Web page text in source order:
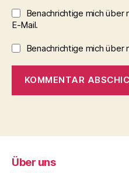
Benachrichtige mich über
E-Mail.
Benachrichtige mich über
Über uns